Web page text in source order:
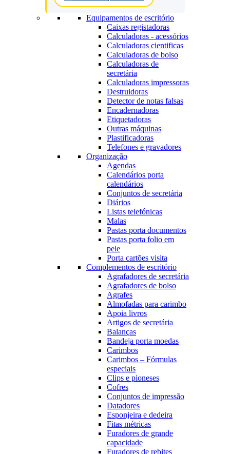
Equipamentos de escritório
Caixas registadoras
Calculadoras - acessórios
Calculadoras cientificas
Calculadoras de bolso
Calculadoras de
secretária
Calculadoras impressoras
Destruidoras
Detector de notas falsas
Encadernadoras
Etiquetadoras
Outras máquinas
Plastificadoras
Telefones e gravadores
Organização
Agendas
Calendários porta
calendários
Conjuntos de secretária
Diários
Listas telefónicas
Malas
Pastas porta documentos
Pastas porta folio em
pele
Porta cartões visita
Complementos de escritório
Agrafadores de secretária
Agrafadores de bolso
Agrafes
Almofadas para carimbo
Apoia livros
Artigos de secretária
Balanças
Bandeja porta moedas
Carimbos
Carimbos – Fórmulas
especiais
Clips e pioneses
Cofres
Conjuntos de impressão
Datadores
Esponjeira e dedeira
Fitas métricas
Furadores de grande
capacidade
Furadores de rebites